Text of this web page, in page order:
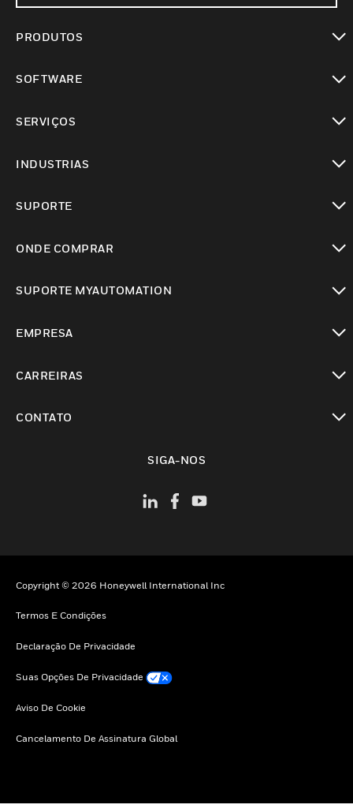
PRODUTOS
SOFTWARE
SERVIÇOS
INDUSTRIAS
SUPORTE
ONDE COMPRAR
SUPORTE MYAUTOMATION
EMPRESA
CARREIRAS
CONTATO
SIGA-NOS
Copyright © 2026 Honeywell International Inc
Termos E Condições
Declaração De Privacidade
Suas Opções De Privacidade
Aviso De Cookie
Cancelamento De Assinatura Global